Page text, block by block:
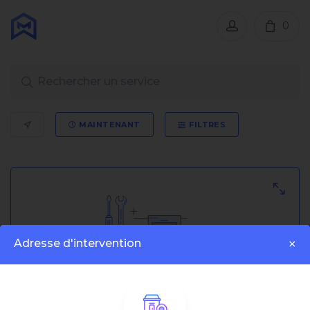
Adresse d'intervention ×
0
MAINTENANT FILTRES